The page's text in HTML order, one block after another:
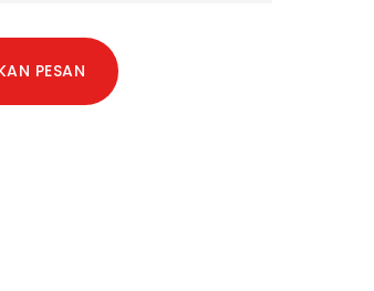
PESAN